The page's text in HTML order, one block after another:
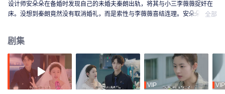
设计师安朵朵在备婚时发现自己的未婚夫秦朗出轨，将其与小三李薇薇捉奸在
床。没想到秦朗竟然没有取消婚礼，而是索性与李薇薇喜结连理。安朵朵雇了
安朵朵再次陷入危机。但安朵朵从不什么好惹的角色，说了别惹前女友，这可
不是闹着玩的，一场大战即将拉开序幕。
全部
剧集
VIP VIP